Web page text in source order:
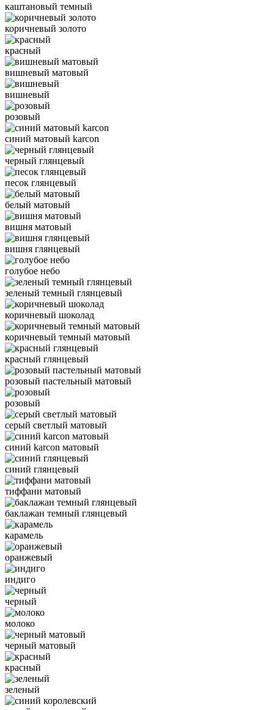
каштановый темный
коричневый золото
красный
вишневый матовый
вишневый
розовый
синий матовый karcon
черный глянцевый
песок глянцевый
белый матовый
вишня матовый
вишня глянцевый
голубое небо
зеленый темный глянцевый
коричневый шоколад
коричневый темный матовый
красный глянцевый
розовый пастельный матовый
розовый
серый светлый матовый
синий karcon матовый
синий глянцевый
тиффани матовый
баклажан темный глянцевый
карамель
оранжевый
индиго
черный
молоко
черный матовый
красный
зеленый